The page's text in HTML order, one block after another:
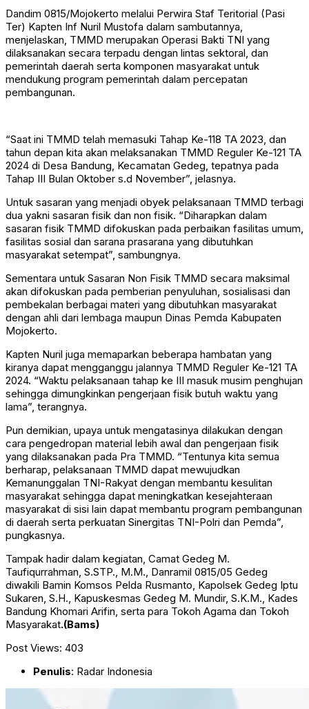
Dandim 0815/Mojokerto melalui Perwira Staf Teritorial (Pasi
Ter) Kapten Inf Nuril Mustofa dalam sambutannya,
menjelaskan, TMMD merupakan Operasi Bakti TNI yang
dilaksanakan secara terpadu dengan lintas sektoral, dan
pemerintah daerah serta komponen masyarakat untuk
mendukung program pemerintah dalam percepatan
pembangunan.
“Saat ini TMMD telah memasuki Tahap Ke-118 TA 2023, dan
tahun depan kita akan melaksanakan TMMD Reguler Ke-121 TA
2024 di Desa Bandung, Kecamatan Gedeg, tepatnya pada
Tahap III Bulan Oktober s.d November”, jelasnya.
Untuk sasaran yang menjadi obyek pelaksanaan TMMD terbagi
dua yakni sasaran fisik dan non fisik. “Diharapkan dalam
sasaran fisik TMMD difokuskan pada perbaikan fasilitas umum,
fasilitas sosial dan sarana prasarana yang dibutuhkan
masyarakat setempat”, sambungnya.
Sementara untuk Sasaran Non Fisik TMMD secara maksimal
akan difokuskan pada pemberian penyuluhan, sosialisasi dan
pembekalan berbagai materi yang dibutuhkan masyarakat
dengan ahli dari lembaga maupun Dinas Pemda Kabupaten
Mojokerto.
Kapten Nuril juga memaparkan beberapa hambatan yang
kiranya dapat mengganggu jalannya TMMD Reguler Ke-121 TA
2024. “Waktu pelaksanaan tahap ke III masuk musim penghujan
sehingga dimungkinkan pengerjaan fisik butuh waktu yang
lama”, terangnya.
Pun demikian, upaya untuk mengatasinya dilakukan dengan
cara pengedropan material lebih awal dan pengerjaan fisik
yang dilaksanakan pada Pra TMMD. “Tentunya kita semua
berharap, pelaksanaan TMMD dapat mewujudkan
Kemanunggalan TNI-Rakyat dengan membantu kesulitan
masyarakat sehingga dapat meningkatkan kesejahteraan
masyarakat di sisi lain dapat membantu program pembangunan
di daerah serta perkuatan Sinergitas TNI-Polri dan Pemda”,
pungkasnya.
Tampak hadir dalam kegiatan, Camat Gedeg M.
Taufiqurrahman, S.STP., M.M., Danramil 0815/05 Gedeg
diwakili Bamin Komsos Pelda Rusmanto, Kapolsek Gedeg Iptu
Sukaren, S.H., Kapuskesmas Gedeg M. Mundir, S.K.M., Kades
Bandung Khomari Arifin, serta para Tokoh Agama dan Tokoh
Masyarakat.(Bams)
Post Views: 403
Penulis: Radar Indonesia